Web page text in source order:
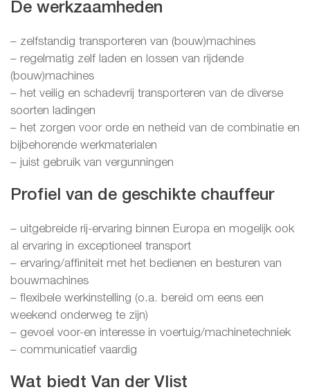
De werkzaamheden
– zelfstandig transporteren van (bouw)machines
– regelmatig zelf laden en lossen van rijdende
(bouw)machines
– het veilig en schadevrij transporteren van de diverse
soorten ladingen
– het zorgen voor orde en netheid van de combinatie en
bijbehorende werkmaterialen
– juist gebruik van vergunningen
Profiel van de geschikte chauffeur
– uitgebreide rij-ervaring binnen Europa en mogelijk ook
al ervaring in exceptioneel transport
– ervaring/affiniteit met het bedienen en besturen van
bouwmachines
– flexibele werkinstelling (o.a. bereid om eens een
weekend onderweg te zijn)
– gevoel voor-en interesse in voertuig/machinetechniek
– communicatief vaardig
Wat biedt Van der Vlist